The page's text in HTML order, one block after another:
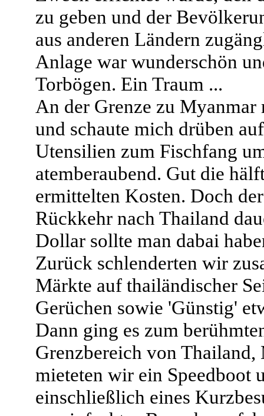
zu geben und der
aus anderen Ländern
Anlage war wunderschön
Torbögen. Ein Traum ...
An der Grenze zu
und schaute mich drüben
Utensilien zum Fischfang
atemberaubend. Gut die
ermittelten Kosten. Doch
Rückkehr nach Thailand
Dollar sollte man dabai
Zurück schlenderten wir
Märkte auf thailändischer
Gerüchen sowie 'Günstig'
Dann ging es zum
Grenzbereich von
mieteten wir ein Speedboot
einschließlich eines